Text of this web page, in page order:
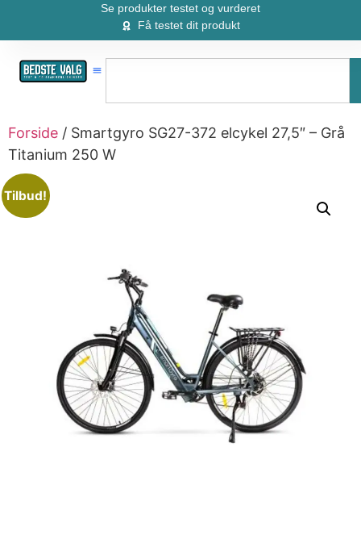
Se produkter testet og vurderet
Få testet dit produkt
Forside / Smartgyro SG27-372 elcykel 27,5″ – Grå
Titanium 250 W
Tilbud!